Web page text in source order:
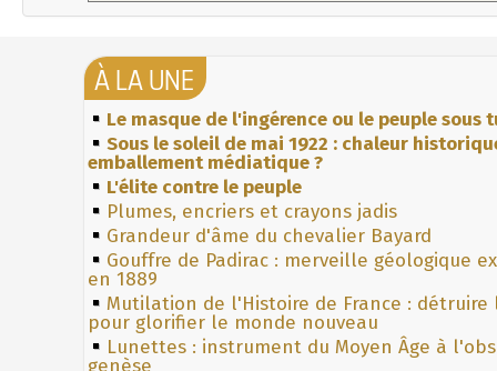
À LA UNE
Le masque de l'ingérence ou le peuple sous
Sous le soleil de mai 1922 : chaleur
emballement médiatique ?
L'élite contre le peuple
Plumes, encriers et crayons jadis
Grandeur d'âme du chevalier Bayard
Gouffre de Padirac : merveille géologique
en 1889
Mutilation de l'Histoire de France : détruire
pour glorifier le monde nouveau
Lunettes : instrument du Moyen Âge à
genèse